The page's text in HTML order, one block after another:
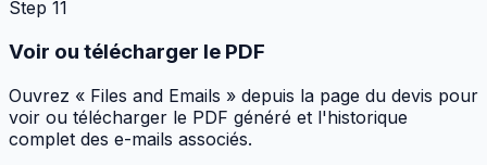
Step 11
Voir ou télécharger le PDF
Ouvrez « Files and Emails » depuis la page du devis pour
voir ou télécharger le PDF généré et l'historique
complet des e-mails associés.